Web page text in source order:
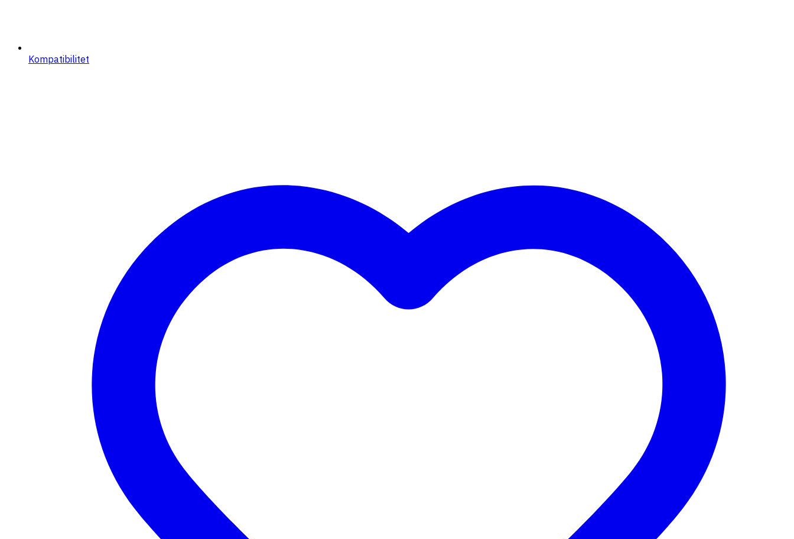
Kompatibilitet